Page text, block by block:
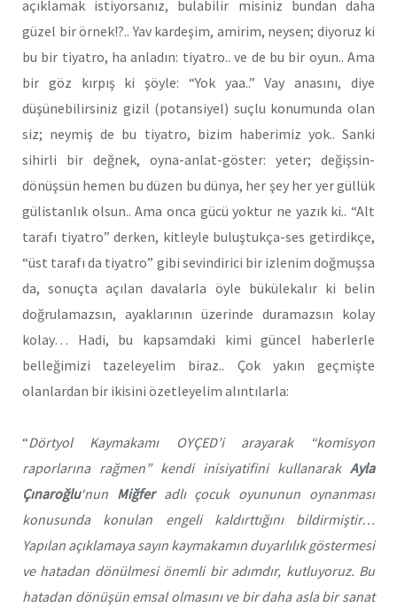
açıklamak istiyorsanız, bulabilir misiniz bundan daha
güzel bir örnek!?.. Yav kardeşim, amirim, neysen; diyoruz ki
bu bir tiyatro, ha anladın: tiyatro.. ve de bu bir oyun.. Ama
bir göz kırpış ki şöyle: “Yok yaa..” Vay anasını, diye
düşünebilirsiniz gizil (potansiyel) suçlu konumunda olan
siz; neymiş de bu tiyatro, bizim haberimiz yok.. Sanki
sihirli bir değnek, oyna-anlat-göster: yeter; değişsin-
dönüşsün hemen bu düzen bu dünya, her şey her yer güllük
gülistanlık olsun.. Ama onca gücü yoktur ne yazık ki.. “Alt
tarafı tiyatro” derken, kitleyle buluştukça-ses getirdikçe,
“üst tarafı da tiyatro” gibi sevindirici bir izlenim doğmuşsa
da, sonuçta açılan davalarla öyle bükülekalır ki belin
doğrulamazsın, ayaklarının üzerinde duramazsın kolay
kolay… Hadi, bu kapsamdaki kimi güncel haberlerle
belleğimizi tazeleyelim biraz.. Çok yakın geçmişte
olanlardan bir ikisini özetleyelim alıntılarla:
“Dörtyol Kaymakamı OYÇED’i arayarak “komisyon
raporlarına rağmen” kendi inisiyatifini kullanarak Ayla
Çınaroğlu‘nun Miğferadlı çocuk oyununun oynanması
konusunda konulan engeli kaldırttığını bildirmiştir…
Yapılan açıklamaya sayın kaymakamın duyarlılık göstermesi
ve hatadan dönülmesi önemli bir adımdır, kutluyoruz. Bu
hatadan dönüşün emsal olmasını ve bir daha asla bir sanat